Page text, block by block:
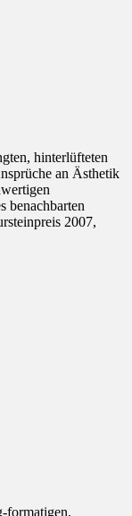
hinterlüfteten
an Ästhetik
benachbarten
2007,
formatigen,